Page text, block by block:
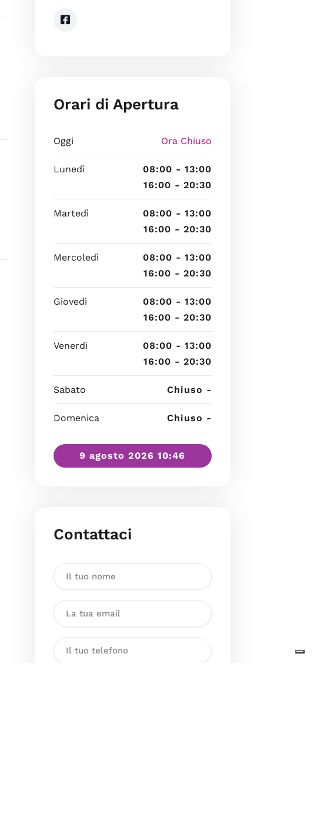
Orari di Apertura
Oggi Ora Chiuso
Lunedì
08:00 - 13:00
16:00 - 20:30
Martedì
08:00 - 13:00
16:00 - 20:30
Mercoledì
08:00 - 13:00
16:00 - 20:30
Giovedì
08:00 - 13:00
16:00 - 20:30
Venerdì
08:00 - 13:00
16:00 - 20:30
Sabato Chiuso -
Domenica Chiuso -
9 agosto 2026 10:46
Contattaci